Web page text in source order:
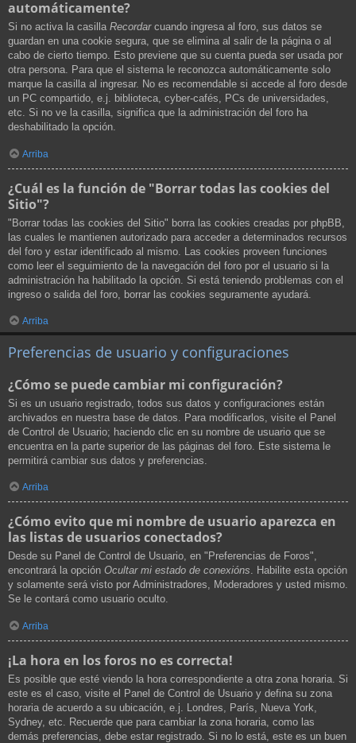
automáticamente?
Si no activa la casilla Recordarcuando ingresa al foro, sus datos se
guardan en una cookie segura, que se elimina al salir de la página o al
cabo de cierto tiempo. Esto previene que su cuenta pueda ser usada por
otra persona. Para que el sistema le reconozca automáticamente solo
marque la casilla al ingresar. No es recomendable si accede al foro desde
un PC compartido, e.j. biblioteca, cyber-cafés, PCs de universidades,
etc. Si no ve la casilla, significa que la administración del foro ha
deshabilitado la opción.
Arriba
¿Cuál es la función de "Borrar todas las cookies del
Sitio"?
"Borrar todas las cookies del Sitio" borra las cookies creadas por phpBB,
las cuales le mantienen autorizado para acceder a determinados recursos
del foro y estar identificado al mismo. Las cookies proveen funciones
como leer el seguimiento de la navegación del foro por el usuario si la
administración ha habilitado la opción. Si está teniendo problemas con el
ingreso o salida del foro, borrar las cookies seguramente ayudará.
Arriba
Preferencias de usuario y configuraciones
¿Cómo se puede cambiar mi configuración?
Si es un usuario registrado, todos sus datos y configuraciones están
archivados en nuestra base de datos. Para modificarlos, visite el Panel
de Control de Usuario; haciendo clic en su nombre de usuario que se
encuentra en la parte superior de las páginas del foro. Este sistema le
permitirá cambiar sus datos y preferencias.
Arriba
¿Cómo evito que mi nombre de usuario aparezca en
las listas de usuarios conectados?
Desde su Panel de Control de Usuario, en "Preferencias de Foros",
encontrará la opción Ocultar mi estado de conexións. Habilite esta opción
y solamente será visto por Administradores, Moderadores y usted mismo.
Se le contará como usuario oculto.
Arriba
¡La hora en los foros no es correcta!
Es posible que esté viendo la hora correspondiente a otra zona horaria. Si
este es el caso, visite el Panel de Control de Usuario y defina su zona
horaria de acuerdo a su ubicación, e.j. Londres, París, Nueva York,
Sydney, etc. Recuerde que para cambiar la zona horaria, como las
demás preferencias, debe estar registrado. Si no lo está, este es un buen